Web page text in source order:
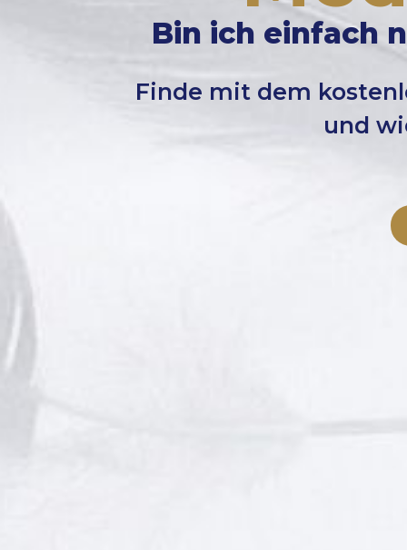
Bin ich einfach
Finde mit dem
und